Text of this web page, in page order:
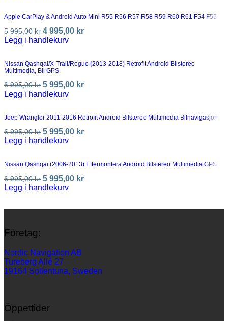
Apple CarPlay & Android Auto Mini R55 R56 R57 R58 R59 R60 R61 F54 F55
5 995,00kr 4 995,00 kr
Legg i handlekurv
Nissan Qashqai/X-Trail/Rogue (2013-2018) Retrofit Android Bilstereo
Multimedia, Bil GPS
6 995,00kr 5 995,00 kr
Legg i handlekurv
Jeep Wrangler 2011-2016 Retrofit Android Bilstereo Multimedia Bilnavigasjon
6 995,00kr 5 995,00 kr
Legg i handlekurv
Nissan Qashqai (2006-2013) Eftermontera Android Bilstereo Multimedia GPS
6 995,00kr 5 995,00 kr
Legg i handlekurv
Företag:
Nordic Navigation AB
Tureberg Allé 27
19164 Sollentuna, Sweden
Öppettider